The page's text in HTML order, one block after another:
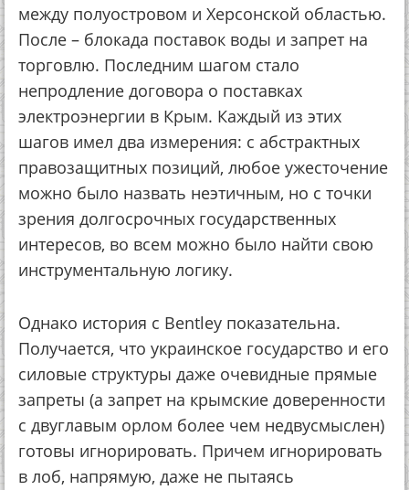
между полуостровом и Херсонской областью.
После – блокада поставок воды и запрет на
торговлю. Последним шагом стало
непродление договора о поставках
электроэнергии в Крым. Каждый из этих
шагов имел два измерения: с абстрактных
правозащитных позиций, любое ужесточение
можно было назвать неэтичным, но с точки
зрения долгосрочных государственных
интересов, во всем можно было найти свою
инструментальную логику.
Однако история с Bentley показательна.
Получается, что украинское государство и его
силовые структуры даже очевидные прямые
запреты (а запрет на крымские доверенности
с двуглавым орлом более чем недвусмыслен)
готовы игнорировать. Причем игнорировать
в лоб, напрямую, даже не пытаясь